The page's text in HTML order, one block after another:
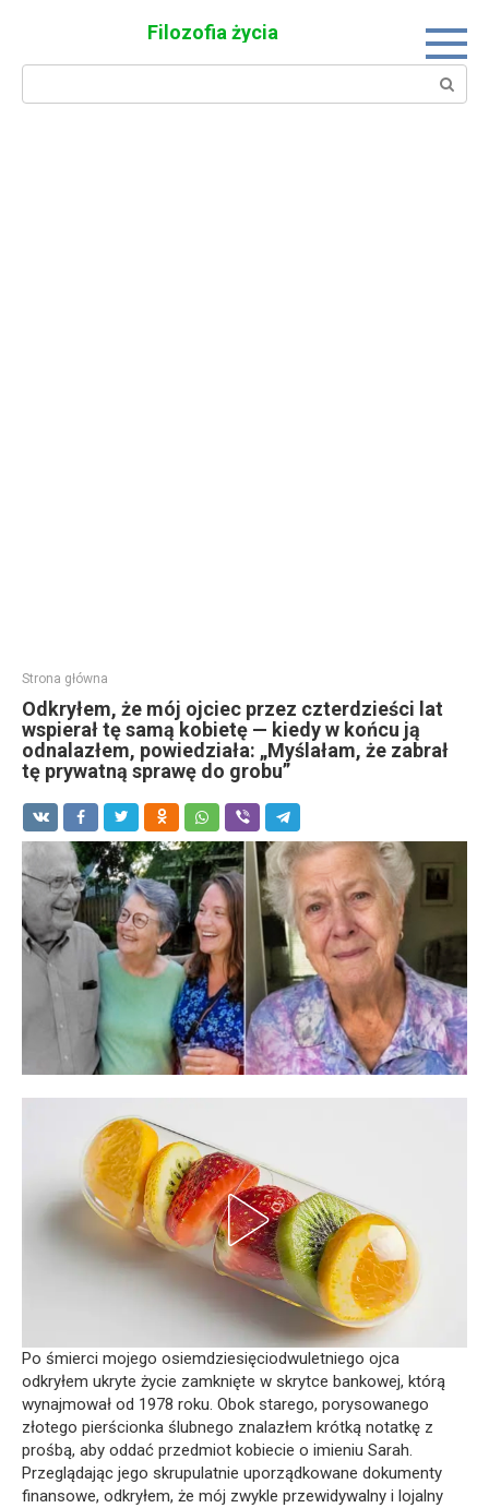
Filozofia życia
Search:
Strona główna
Odkryłem, że mój ojciec przez czterdzieści lat
wspierał tę samą kobietę — kiedy w końcu ją
odnalazłem, powiedziała: „Myślałam, że zabrał
tę prywatną sprawę do grobu”
Po śmierci mojego osiemdziesięciodwuletniego ojca
odkryłem ukryte życie zamknięte w skrytce bankowej, którą
wynajmował od 1978 roku. Obok starego, porysowanego
złotego pierścionka ślubnego znalazłem krótką notatkę z
prośbą, aby oddać przedmiot kobiecie o imieniu Sarah.
Przeglądając jego skrupulatnie uporządkowane dokumenty
finansowe, odkryłem, że mój zwykle przewidywalny i lojalny